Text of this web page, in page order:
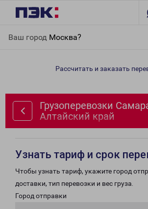
Ваш город Москва?
край
Рассчитать и заказать
Грузоперевозки
Алтайский край
Узнать тариф и срок
Чтобы узнать тариф, укажите город
доставки, тип перевозки и вес груза.
Город отправки